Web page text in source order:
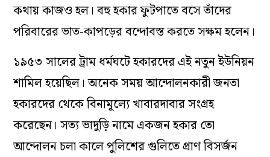
কথায় কাজও হল। বহু হকার ফুটপাতে বসে তাঁদের
পরিবারের ভাত-কাপড়ের বন্দোবস্ত করতে সক্ষম হলেন।
১৯৫৩ সালের ট্রাম ধর্মঘটে হকারদের এই নতুন ইউনিয়ন
শামিল হয়েছিল। অনেক সময় আন্দোলনকারী জনতা
হকারদের থেকে বিনামূল্যে খাবারদাবার সংগ্রহ
করেছেন। সত্য ভাদুড়ি নামে একজন হকার তো
আন্দোলন চলা কালে পুলিশের গুলিতে প্রাণ বিসর্জন